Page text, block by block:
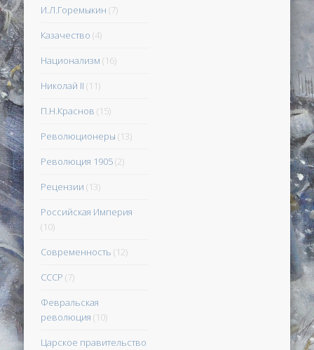
И.Л.Горемыкин (7)
Казачество (4)
Национализм (16)
Николай II (11)
П.Н.Краснов (15)
Революционеры (13)
Революция 1905(2)
Рецензии (13)
Российская Империя
(10)
Современность (12)
СССР (7)
Февральская
революция (10)
Царское правительство